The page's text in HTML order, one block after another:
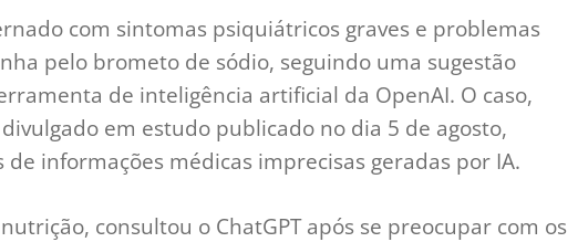
com sintomas psiquiátricos graves e problemas
pelo brometo de sódio, seguindo uma sugestão
de inteligência artificial da OpenAI. O caso,
em estudo publicado no dia 5 de agosto,
informações médicas imprecisas geradas por IA.
consultou o ChatGPT após se preocupar com os